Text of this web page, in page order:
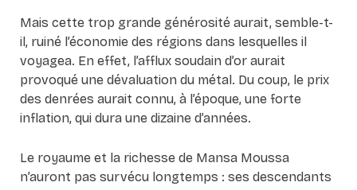
Mais cette trop grande générosité aurait, semble-t-
il, ruiné l’économie des régions dans lesquelles il
voyagea. En effet, l’afflux soudain d’or aurait
provoqué une dévaluation du métal. Du coup, le prix
des denrées aurait connu, à l’époque, une forte
inflation, qui dura une dizaine d’années.
Le royaume et la richesse de Mansa Moussa
n’auront pas survécu longtemps : ses descendants